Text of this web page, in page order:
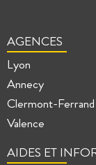
AGENCES
Lyon
Annecy
Clermont-Ferrand
Valence
AIDES ET